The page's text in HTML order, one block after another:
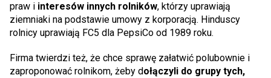
praw i interesów innych rolników, którzy uprawiają
ziemniaki na podstawie umowy z korporacją. Hinduscy
rolnicy uprawiają FC5 dla PepsiCo od 1989 roku.
Firma twierdzi też, że chce sprawę załatwić polubownie i
zaproponować rolnikom, żeby dołączyli do grupy tych,